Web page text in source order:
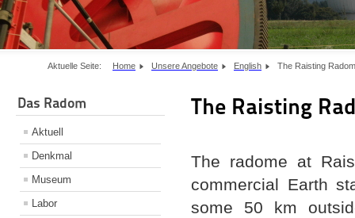
Aktuelle Seite: Home Unsere Angebote English The Raisting
Das Radom
Aktuell
Denkmal
Museum
Labor
The Raisting
The radome at
commercial Earth
some 50 km